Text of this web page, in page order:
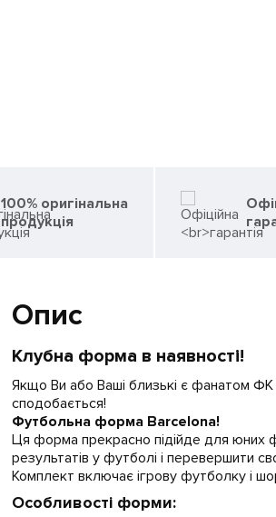
100% оригінальна
продукція
Опис
Клубна форма в наявності!
Якщо Ви або Ваші близькі є фанатом
сподобається!
Футбольна форма Barcelona!
Ця форма прекрасно підійде для юних
результатів у футболі і перевершити
Комплект включає ігрову футболку і
Особливості форми: